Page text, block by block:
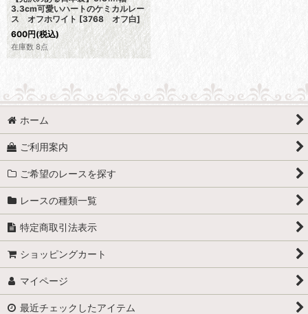
3.3cm可愛いハートのケミカルレー
ス オフホワイト [3768 オフ白]
600円(税込)
在庫数 8点
ホーム
ご利用案内
ご希望のレースを探す
レースの種類一覧
特定商取引法表示
ショッピングカート
マイページ
最近チェックしたアイテム